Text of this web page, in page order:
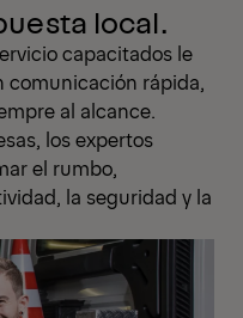
local.
capacitados le
comunicación rápida,
al alcance.
los expertos
el rumbo,
la seguridad y la